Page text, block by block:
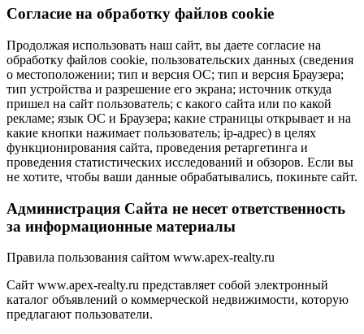
Cогласие на обработку файлов cookie
Продолжая использовать наш сайт, вы даете согласие на
обработку файлов cookie, пользовательских данных (сведения
о местоположении; тип и версия ОС; тип и версия Браузера;
тип устройства и разрешение его экрана; источник откуда
пришел на сайт пользователь; с какого сайта или по какой
рекламе; язык ОС и Браузера; какие страницы открывает и на
какие кнопки нажимает пользователь; ip-адрес) в целях
функционирования сайта, проведения ретаргетинга и
проведения статистических исследований и обзоров. Если вы
не хотите, чтобы ваши данные обрабатывались, покиньте сайт.
Администрация Сайта не несет ответственность
за информационные материалы
Правила пользования сайтом www.apex-realty.ru
Сайт www.apex-realty.ru представляет собой электронный
каталог объявлений о коммерческой недвижимости, которую
предлагают пользователи.